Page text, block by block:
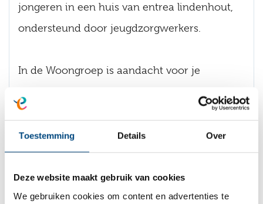
Toestemming Details Over
Deze website maakt gebruik van cookies
We gebruiken cookies om content en advertenties te
jongeren in een huis van entrea lindenhout,
ondersteund door jeugdzorgwerkers.
In de Woongroep is aandacht voor je
leert hier vaardigheden op gebieden als
zelfverzorging, het leven van alledag, omgaan
met anderen, school en/of werk en vrije tijd.